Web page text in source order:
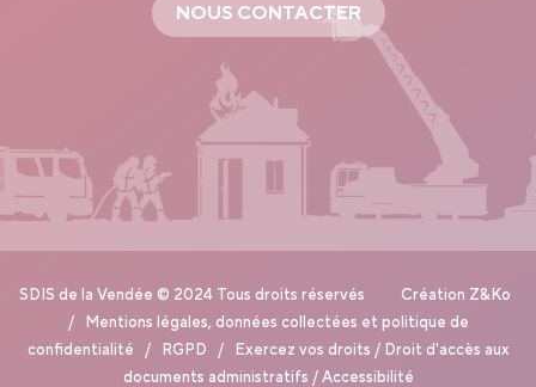
NOUS CONTACTER
SDIS de la Vendée © 2024 Tous droits réservés Création Z&Ko
/
Mentions légales, données collectées et politique de
confidentialité / RGPD / Exercez vos droits / Droit d'accès aux
documents administratifs / Accessibilité